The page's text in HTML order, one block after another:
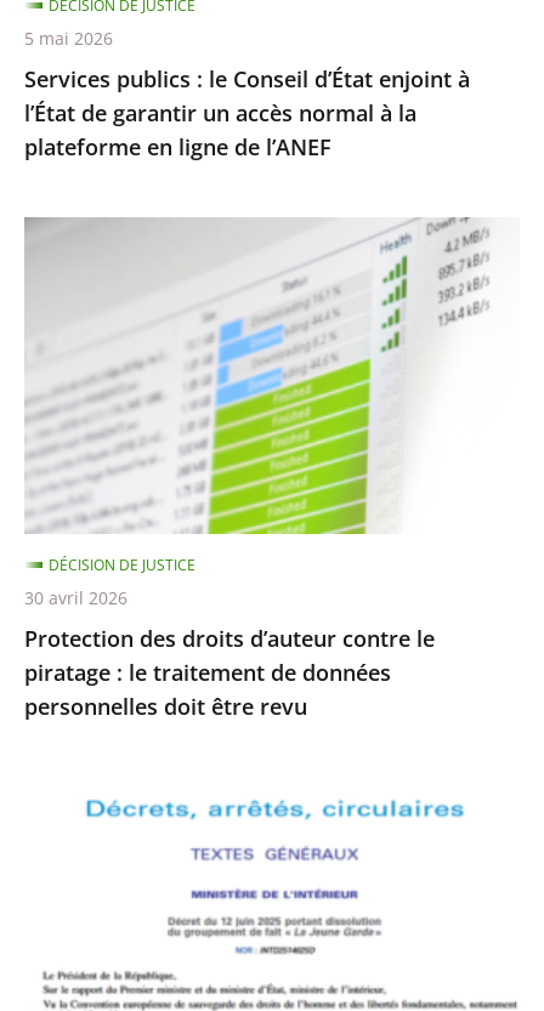
garantir
un
accès
normal
à
plateforme
Services publics : le Conseil d’État enjoint à
l’État de garantir un accès normal à la
plateforme en ligne de l’ANEF
DÉCISION DE JUSTICE
5 mai 2026
Protection
le
piratage
:
le
traitement
de
données
personnelles
doit
être
Protection des droits d’auteur contre le
piratage : le traitement de données
personnelles doit être revu
DÉCISION DE JUSTICE
30 avril 2026
Conseil
formé